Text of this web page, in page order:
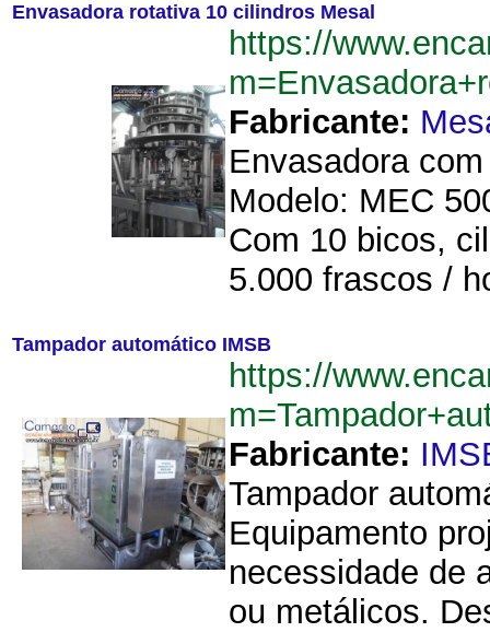
Envasadora rotativa 10 cilindros Mesal
https://
Fabricante:
Envasadora
Modelo: MEC
Com 10 bicos,
5.000 frascos /
Tampador automático IMSB
https://
Fabricante:
Tampador
Equipamento
necessidade de
ou metálicos.